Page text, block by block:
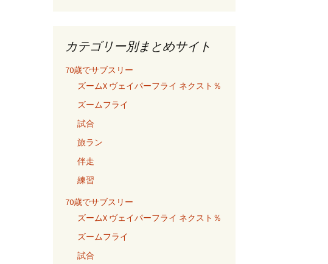
カテゴリー別まとめサイト
70歳でサブスリー
ズームX ヴェイパーフライ ネクスト％
ズームフライ
試合
旅ラン
伴走
練習
70歳でサブスリー
ズームX ヴェイパーフライ ネクスト％
ズームフライ
試合